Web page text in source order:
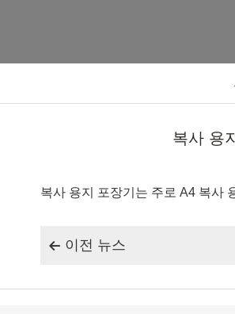
복사 용
복사 용지 포장기는 주로 A4 복사
 이전 뉴스